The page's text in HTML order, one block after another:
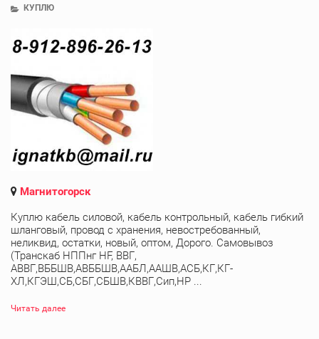
КУПЛЮ
Магнитогорск
Куплю кабель силовой, кабель контрольный, кабель гибкий
шланговый, провод с хранения, невостребованный,
неликвид, остатки, новый, оптом, Дорого. Самовывоз
(Транскаб НППнг HF, ВВГ,
АВВГ,ВББШВ,АВББШВ,ААБЛ,ААШВ,АСБ,КГ,КГ-
ХЛ,КГЭШ,СБ,СБГ,СБШВ,КВВГ,Сип,НР ...
Читать далее